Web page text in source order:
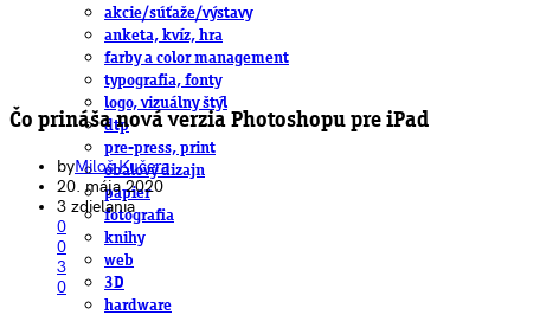
akcie/súťaže/výstavy
anketa, kvíz, hra
farby a color management
typografia, fonty
logo, vizuálny štýl
dtp
pre-press, print
obalový dizajn
papier
fotografia
knihy
web
3D
hardware
Čo prináša nová verzia Photoshopu pre iPad
byMiloš Kučera
20. mája 2020
3 zdielania
0
0
3
0